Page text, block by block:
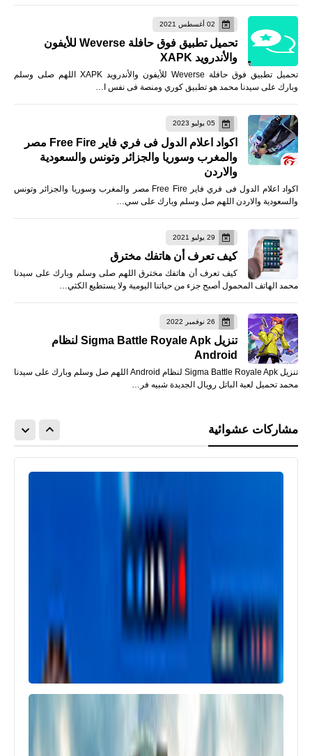
02 أغسطس 2021
تحميل تطبيق فوق حافلة Weverse للأيفون
والأندرويد XAPK
تحميل تطبيق فوق حافلة Weverse للأيفون والأندرويد XAPK اللهم صلى وسلم
وبارك على سيدنا محمد هو تطبيق كوري ومنصة فى نفس ا…
05 يوليو 2023
اكواد اعلام الدول فى فري فاير Free Fire مصر
والمغرب وسوريا والجزائر وتونس والسعودية
والاردن
اكواد اعلام الدول فى فري فاير Free Fire مصر والمغرب وسوريا والجزائر وتونس
والسعودية والاردن اللهم صل وسلم وبارك على سي…
29 يوليو 2021
كيف تعرف أن هاتفك مخترق
كيف تعرف أن هاتفك مخترق اللهم صلى وسلم وبارك على سيدنا
محمد الهاتف المحمول أصبح جزء من حياتنا اليومية ولا يستطيع الكثي…
26 نوفمبر 2022
تنزيل Sigma Battle Royale Apk لنظام
Android
تنزيل Sigma Battle Royale Apk لنظام Android اللهم صل وسلم وبارك على سيدنا
محمد تحميل لعبة الباتل رويال الجديدة شبيه فر…
مشاركات عشوائية